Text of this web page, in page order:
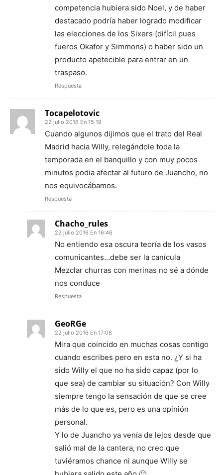
competencia hubiera sido Noel, y de haber
destacado podría haber logrado modificar
las elecciones de los Sixers (difícil pues
fueros Okafor y Simmons) o haber sido un
producto apetecible para entrar en un
traspaso.
Respuesta
Tocapelotovic
22 julio 2016 En 15:19
Cuando algunos dijimos que el trato del Real
Madrid hacia Willy, relegándole toda la
temporada en el banquillo y con muy pocos
minutos podia afectar al futuro de Juancho, no
nos equivocábamos.
Respuesta
Chacho_rules
22 julio 2016 En 16:46
No entiendo esa oscura teoría de los vasos
comunicantes…debe ser la canícula
Mezclar churras con merinas no sé a dónde
nos conduce
Respuesta
GeoRGe
22 julio 2016 En 17:08
Mira que coincido en muchas cosas contigo
cuando escribes pero en esta no. ¿Y si ha
sido Willy el que no ha sido capaz (por lo
que sea) de cambiar su situación? Con Willy
siempre tengo la sensación de que se cree
más de lo que es, pero es una opinión
personal.
Y lo de Juancho ya venía de lejos desde que
salió mal de la cantera, no creo que
tuviéramos chance ni aunque Willy se